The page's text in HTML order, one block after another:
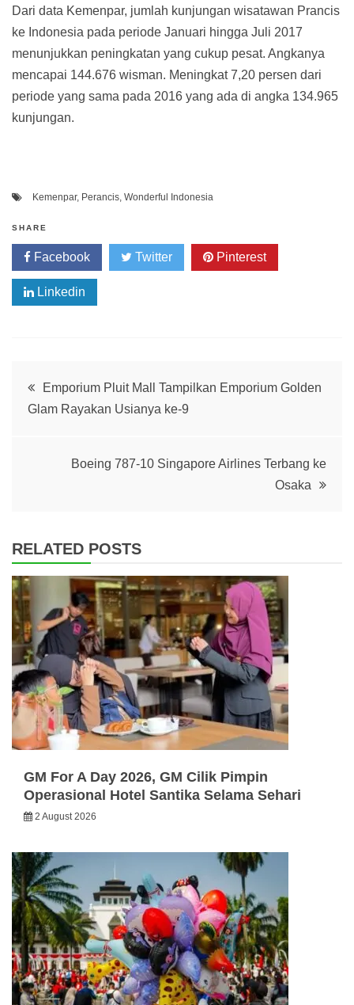
Dari data Kemenpar, jumlah kunjungan wisatawan Prancis
ke Indonesia pada periode Januari hingga Juli 2017
menunjukkan peningkatan yang cukup pesat. Angkanya
mencapai 144.676 wisman. Meningkat 7,20 persen dari
periode yang sama pada 2016 yang ada di angka 134.965
kunjungan.
Kemenpar, Perancis, Wonderful Indonesia
SHARE
Facebook Twitter Pinterest
Linkedin
Post
navigation
Emporium Pluit Mall Tampilkan Emporium Golden
Glam Rayakan Usianya ke-9
Boeing 787-10 Singapore Airlines Terbang ke
Osaka
RELATED POSTS
GM For A Day 2026, GM Cilik Pimpin
Operasional Hotel Santika Selama Sehari
2 August 2026